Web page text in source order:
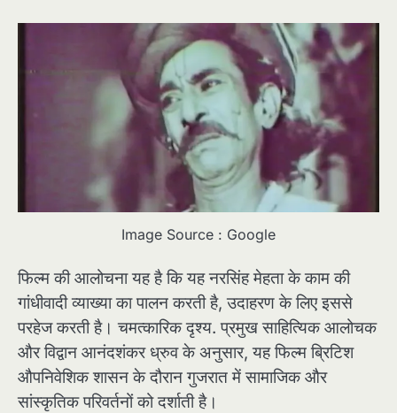
Image Source : Google
फिल्म की आलोचना यह है कि यह नरसिंह मेहता के काम की
गांधीवादी व्याख्या का पालन करती है, उदाहरण के लिए इससे
परहेज करती है। चमत्कारिक दृश्य. प्रमुख साहित्यिक आलोचक
और विद्वान आनंदशंकर ध्रुव के अनुसार, यह फिल्म ब्रिटिश
औपनिवेशिक शासन के दौरान गुजरात में सामाजिक और
सांस्कृतिक परिवर्तनों को दर्शाती है।